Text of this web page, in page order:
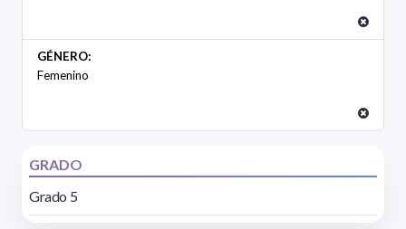
GÉNERO:
Femenino
GRADO
Grado 5